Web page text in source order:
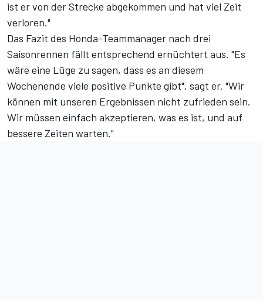
ist er von der Strecke abgekommen und hat viel Zeit
verloren."
Das Fazit des Honda-Teammanager nach drei
Saisonrennen fällt entsprechend ernüchtert aus. "Es
wäre eine Lüge zu sagen, dass es an diesem
Wochenende viele positive Punkte gibt", sagt er. "Wir
können mit unseren Ergebnissen nicht zufrieden sein.
Wir müssen einfach akzeptieren, was es ist, und auf
bessere Zeiten warten."